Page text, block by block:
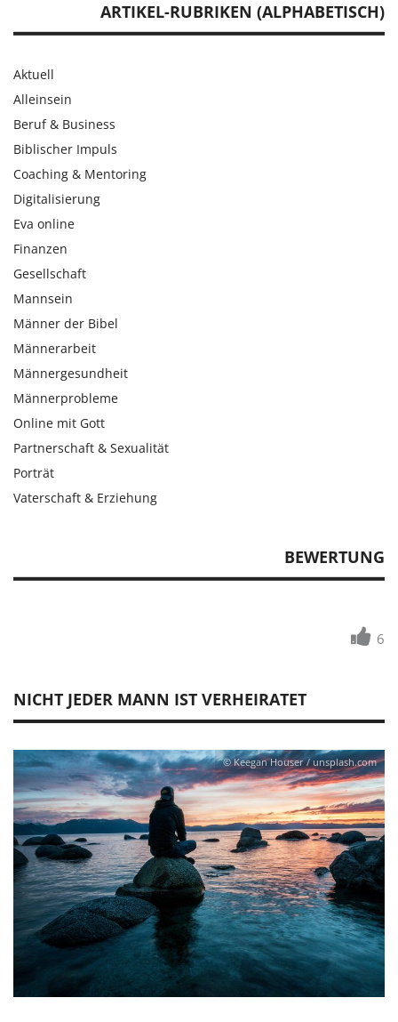
NICHT JEDER MANN IST VERHEIRATET
© Keegan Houser / unsplash.com
ARTIKEL-RUBRIKEN (ALPHABETISCH)
Aktuell
Alleinsein
Beruf & Business
Biblischer Impuls
Coaching & Mentoring
Digitalisierung
Eva online
Finanzen
Gesellschaft
Mannsein
Männer der Bibel
Männerarbeit
Männergesundheit
Männerprobleme
Online mit Gott
Partnerschaft & Sexualität
Porträt
Vaterschaft & Erziehung
BEWERTUNG
6